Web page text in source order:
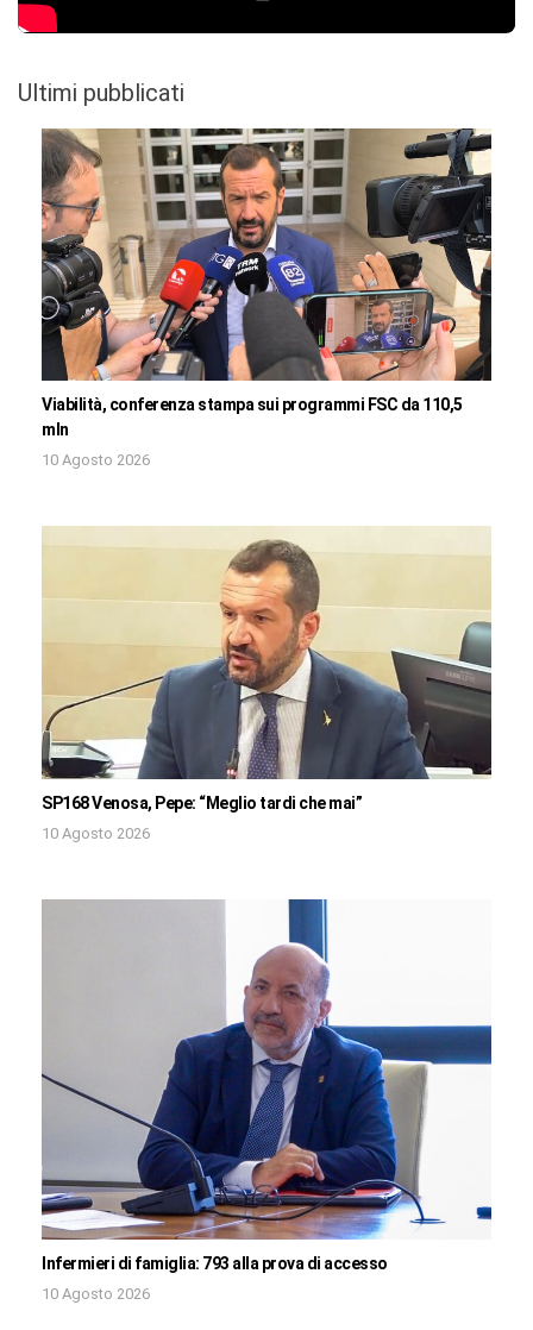
Ultimi pubblicati
Viabilità, conferenza stampa sui programmi FSC da 110,5
mln
10 Agosto 2026
SP168 Venosa, Pepe: “Meglio tardi che mai”
10 Agosto 2026
Infermieri di famiglia: 793 alla prova di accesso
10 Agosto 2026